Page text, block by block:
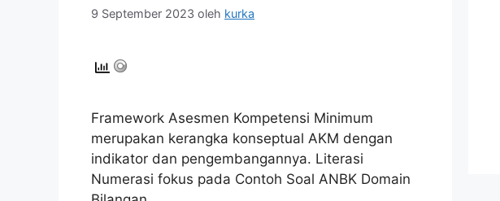
9 September 2023 oleh kurka
Framework Asesmen Kompetensi Minimum
merupakan kerangka konseptual AKM dengan
indikator dan pengembangannya. Literasi
Numerasi fokus pada Contoh Soal ANBK Domain